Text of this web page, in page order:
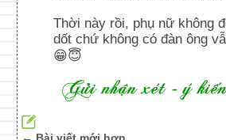
Thời này rồi, phụ nữ không
dốt chứ không có đàn ông
😁😇
← Bài viết mới hơn